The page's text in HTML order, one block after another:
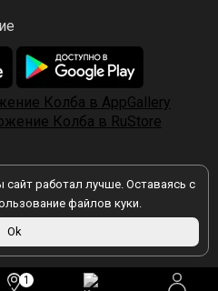
1
сайт работал лучше. Оставаясь с
файлов куки.
Ok
отношении обработки
kolba.ru.